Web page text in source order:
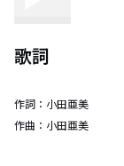
歌詞
作詞： 小田亜美
作曲： 小田亜美